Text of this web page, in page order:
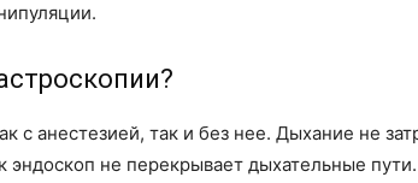
с анестезией, так и без нее. Дыхание не
эндоскоп не перекрывает дыхательные пути.